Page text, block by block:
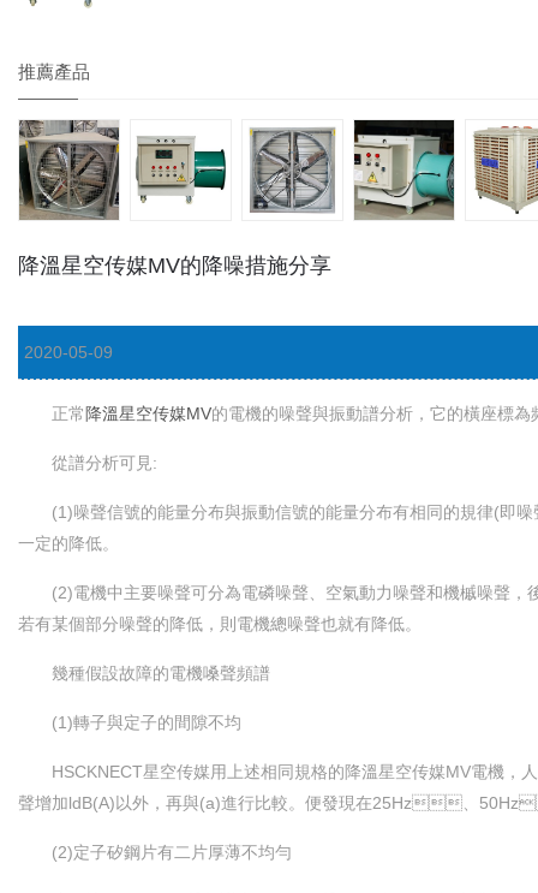
降溫星空传媒MV的降噪措施分享
2020-05-09
正常 降溫星空传媒MV的電機的噪聲與振動譜分析，它的橫座標
從譜分析可見:
(1)噪聲信號的能量分布與振動信號的能量分布有相同的規律(即噪聲
一定的降低。
(2)電機中主要噪聲可分為電磷噪聲、空氣動力噪聲和機槭噪聲，
若有某個部分噪聲的降低，則電機總噪聲也就有降低。
幾種假設故障的電機嗓聲頻譜
(1)轉子與定子的間隙不均
HSCKNECT星空传媒用上述相同規格的降溫星空传媒MV電機，人
聲增加ldB(A)以外，再與(a)進行比較。便發現在25Hz、
(2)定子矽鋼片有二片厚薄不均勻
推薦產品